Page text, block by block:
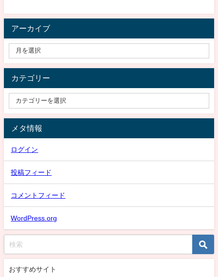
アーカイブ
カテゴリー
メタ情報
ログイン
投稿フィード
コメントフィード
WordPress.org
おすすめサイト